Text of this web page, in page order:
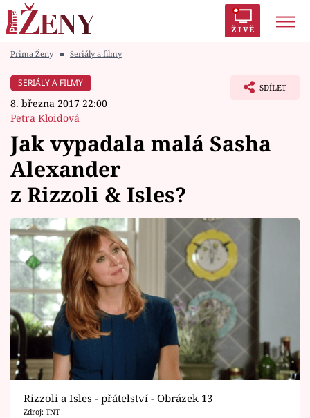
ŽIVĚ
Módní alarm
Témata
Celebrity
Vztahy
Seriály
Horoskopy
Sledujte prima+
Filmový festival Karlovy Vary
Pořady
Prima Ženy ■ Seriály a filmy
SERIÁLY A FILMY
8. března 2017 22:00
Petra Kloidová
SDÍLET
Jak vypadala malá Sasha
Alexander
z Rizzoli & Isles?
Rizzoli a Isles - přátelství - Obrázek 13
Zdroj: TNT